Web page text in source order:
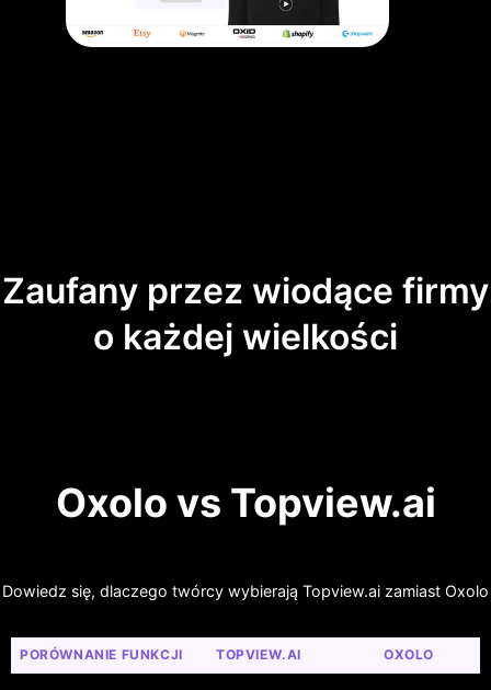
Zaufany przez wiodące firmy
o każdej wielkości
Oxolo vs Topview.ai
Dowiedz się, dlaczego twórcy wybierają Topview.ai zamiast Oxolo
PORÓWNANIE FUNKCJI TOPVIEW.AI OXOLO